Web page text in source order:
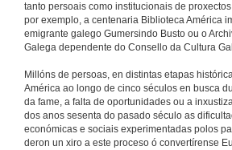
tanto persoais como institucionais de
por exemplo, a centenaria Biblioteca América
emigrante galego Gumersindo Busto ou o
Galega dependente do Consello da Cultura
Millóns de persoas, en distintas etapas
América ao longo de cinco séculos en busca
da fame, a falta de oportunidades ou a
dos anos sesenta do pasado século as
económicas e sociais experimentadas polos
deron un xiro a este proceso ó convertírense